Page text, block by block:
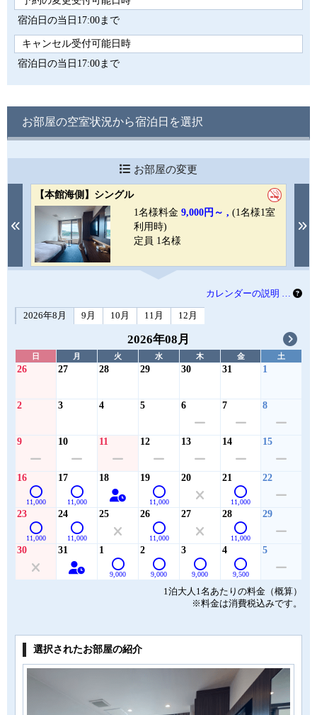
宿泊日の当日17:00まで
キャンセル受付可能日時
宿泊日の当日17:00まで
お部屋の空室状況から宿泊日を選択
お部屋の変更
Previous
【本館海側】シングル
1名様料金 9,000円～ , (1名様1室
利用時)
定員 1名様
カレンダーの説明 …
2026年8月 9月 10月 11月 12月
2026年08月
日 月 火 水 木 金 土
26 27 28 29 30 31 1
2 3 4 5 6 7 8
9 10 11 12 13 14 15
16
11,000
17
11,000
18 19
11,000
20 21
11,000
22
23
11,000
24
11,000
25 26
11,000
27 28
11,000
29
30 31 1
9,000
2
9,000
3
9,000
4
9,500
5
1泊大人1名あたりの料金（概算）
※料金は消費税込みです。
選択されたお部屋の紹介